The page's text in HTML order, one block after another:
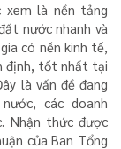
xem là nền tảng
nước nhanh và
có nền kinh tế,
định, tốt nhất tại
là vấn đề đang
các doanh
Nhận thức được
của Ban Tổng